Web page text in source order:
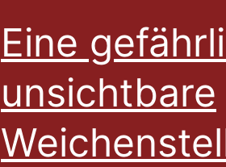
Eine
unsichtbare